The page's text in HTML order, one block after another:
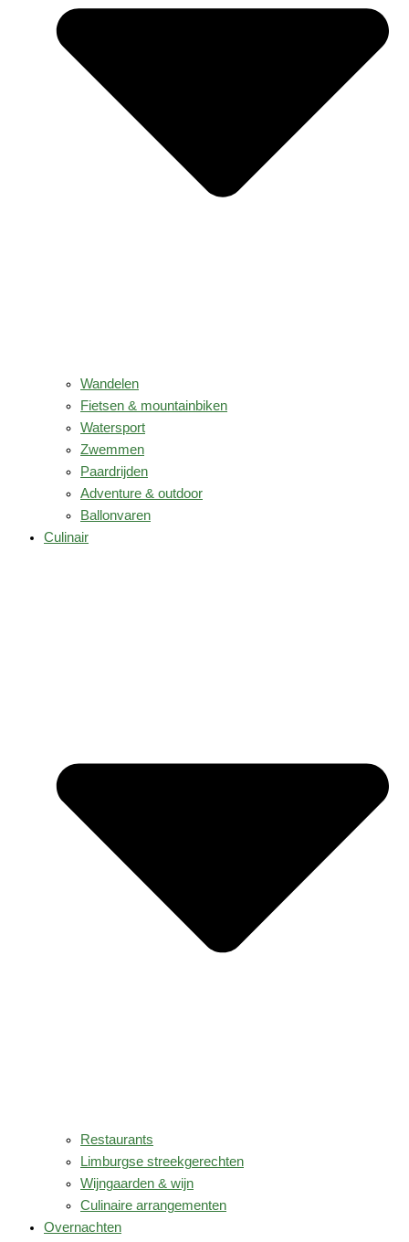
Wandelen
Fietsen & mountainbiken
Watersport
Zwemmen
Paardrijden
Adventure & outdoor
Ballonvaren
Culinair
Restaurants
Limburgse streekgerechten
Wijngaarden & wijn
Culinaire arrangementen
Overnachten